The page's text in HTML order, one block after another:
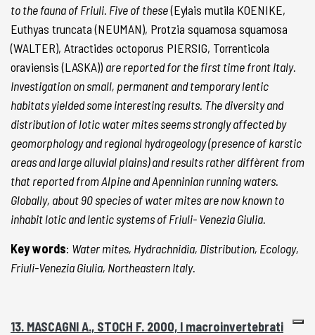
to the fauna of Friuli. Five of these(Eylais mutila KOENIKE,
Euthyas truncata (NEUMAN), Protzia squamosa squamosa
(WALTER), Atractides octoporus PIERSIG, Torrenticola
oraviensis (LASKA)) are reported for the first time front Italy.
Investigation on small, permanent and temporary lentic
habitats yielded some interesting results. The diversity and
distribution of lotic water mites seems strongly affected by
geomorphology and regional hydrogeology (presence of karstic
areas and large alluvial plains) and results rather diffèrent from
that reported from Alpine and Apenninian running waters.
Globally, about 90 species of water mites are now known to
inhabit lotic and lentic systems of Friuli- Venezia Giulia.
Key words: Water mites, Hydrachnidia, Distribution, Ecology,
Friuli-Venezia Giulia, Northeastern Italy.
13. MASCAGNI A., STOCH F. 2000, I macroinvertebrati